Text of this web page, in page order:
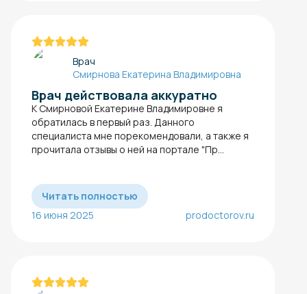
Врач
Смирнова Екатерина Владимировна
Врач действовала аккуратно
К Смирновой Екатерине Владимировне я
обратилась в первый раз. Данного
специалиста мне порекомендовали, а также я
прочитала отзывы о ней на портале "Пр...
Читать полностью
16 июня 2025
prodoctorov.ru